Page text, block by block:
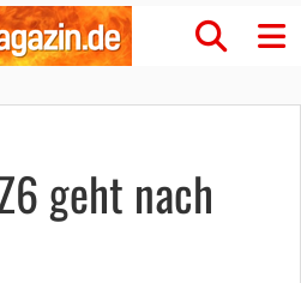
geht nach